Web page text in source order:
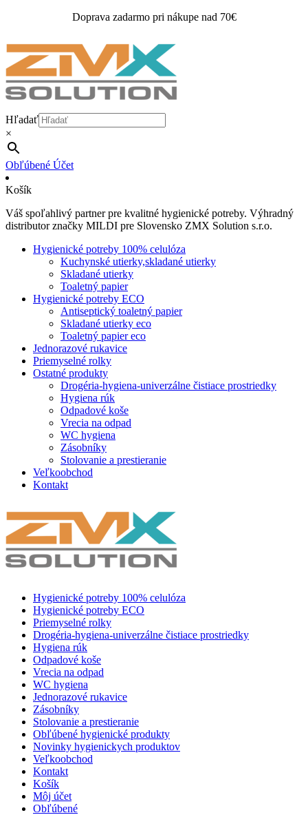
Doprava zadarmo pri nákupe nad 70€
Hľadať
×
Obľúbené Účet
Košík
Váš spoľahlivý partner pre kvalitné hygienické potreby. Výhradný
distributor značky MILDI pre Slovensko ZMX Solution s.r.o.
Hygienické potreby 100% celulóza
Kuchynské utierky,skladané utierky
Skladané utierky
Toaletný papier
Hygienické potreby ECO
Antiseptický toaletný papier
Skladané utierky eco
Toaletný papier eco
Jednorazové rukavice
Priemyselné rolky
Ostatné produkty
Drogéria-hygiena-univerzálne čistiace prostriedky
Hygiena rúk
Odpadové koše
Vrecia na odpad
WC hygiena
Zásobníky
Stolovanie a prestieranie
Veľkoobchod
Kontakt
Hygienické potreby 100% celulóza
Hygienické potreby ECO
Priemyselné rolky
Drogéria-hygiena-univerzálne čistiace prostriedky
Hygiena rúk
Odpadové koše
Vrecia na odpad
WC hygiena
Jednorazové rukavice
Zásobníky
Stolovanie a prestieranie
Obľúbené hygienické produkty
Novinky hygienickych produktov
Veľkoobchod
Kontakt
Košík
Môj účet
Obľúbené